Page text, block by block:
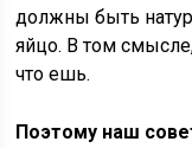
должны быть
яйцо. В том
что ешь.
Поэтому наш